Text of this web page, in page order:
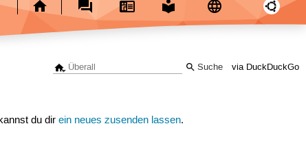
via DuckDuckGo
du direin neues zusenden lassen.